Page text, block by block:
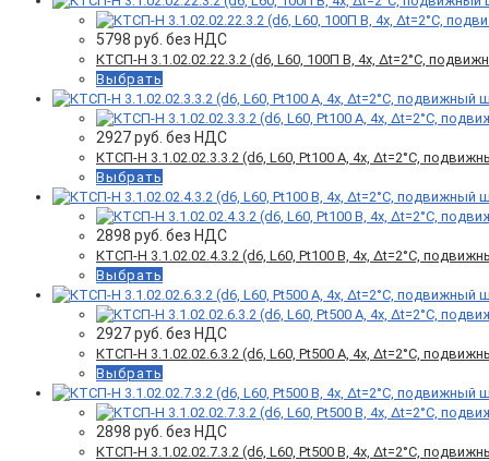
5798 руб. без НДС
КТСП-Н 3.1.02.02.22.3.2 (d6, L60, 100П B, 4х, Δt=2°C,
Выбрать
2927руб. без НДС
КТСП-Н 3.1.02.02.3.3.2 (d6, L60, Pt100 A, 4х, Δt=2°C,
Выбрать
2898 руб. без НДС
КТСП-Н 3.1.02.02.4.3.2 (d6, L60, Pt100 B, 4х, Δt=2°C,
Выбрать
2927руб. без НДС
КТСП-Н 3.1.02.02.6.3.2 (d6, L60, Pt500 A, 4х, Δt=2°C,
Выбрать
2898 руб. без НДС
КТСП-Н 3.1.02.02.7.3.2 (d6, L60, Pt500 B, 4х, Δt=2°C,